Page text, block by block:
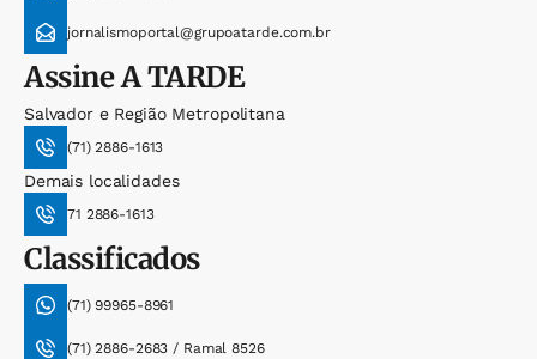
jornalismoportal@grupoatarde.com.br
AssineA TARDE
Salvador e Região Metropolitana
(71) 2886-1613
Demais localidades
71 2886-1613
Classificados
(71) 99965-8961
(71) 2886-2683 / Ramal 8526